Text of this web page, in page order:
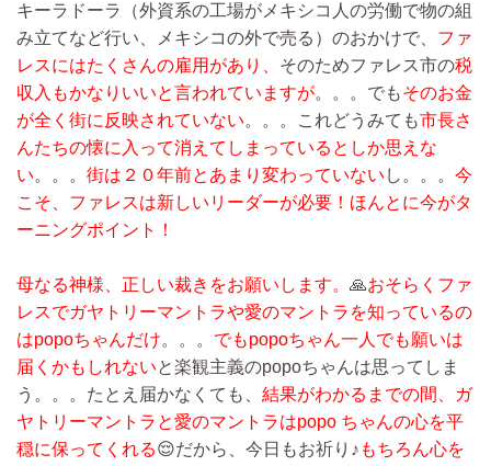
キーラドーラ（外資系の工場がメキシコ人の労働で物の組
み立てなど行い、メキシコの外で売る）のおかけで、 ファ
レスにはたくさんの雇用があり、 そのためファレス市の税
収入もかなりいいと言われていますが。。。でもそのお金
が全く街に反映されていない。。。これどうみても市長さ
んたちの懐に入って消えてしまっているとしか思えな
い。。。 街は２０年前とあまり変わっていない し。。。 今
こそ、ファレスは新しいリーダーが必要！ほんとに今がタ
ーニングポイント！
母なる神様、正しい裁きをお願いします。 🙏おそらくファ
レスでガヤトリーマントラや愛のマントラを知っているの
はpopoちゃんだけ。。。 でもpopoちゃん一人でも願いは
届くかもしれないと楽観主義のpopoちゃんは思ってしま
う。。。たとえ届かなくても、 結果がわかるまでの間、ガ
ヤトリーマントラと愛のマントラはpopo ちゃんの心を平
穏に保ってくれる😌だから、今日もお祈り♪ もちろん心を